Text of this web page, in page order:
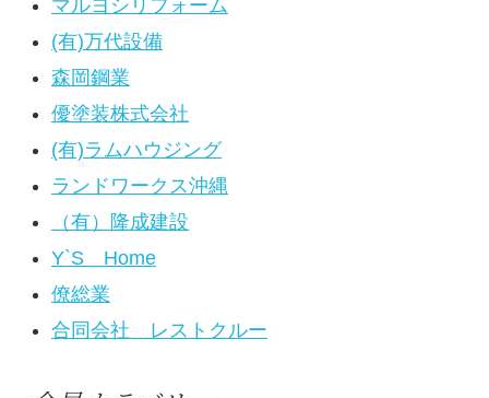
マルヨシリフォーム
(有)万代設備
森岡鋼業
優塗装株式会社
(有)ラムハウジング
ランドワークス沖縄
（有）隆成建設
Y`S Home
僚総業
合同会社 レストクルー